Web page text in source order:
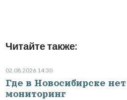
Читайте также:
02.08.2026 14:30
Где в Новосибирске
мониторинг